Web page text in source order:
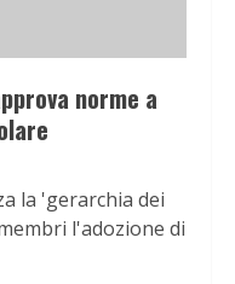
norme a
la 'gerarchia dei
l'adozione di